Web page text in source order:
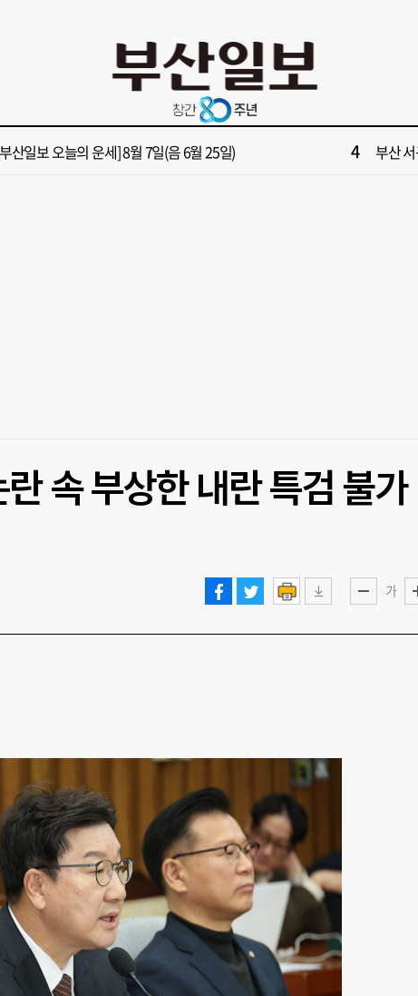
창원 파크골프장 일찍 개장했더니 새벽부터 ‘문전성시’ 해수
[부산일보 오늘의 운세] 8월 7일(음 6월 25일) 부산
산일보 오늘의 운세] 8월 6일(음 6월 24일) 6 반가
속 부상한 내란 특검 불가
가